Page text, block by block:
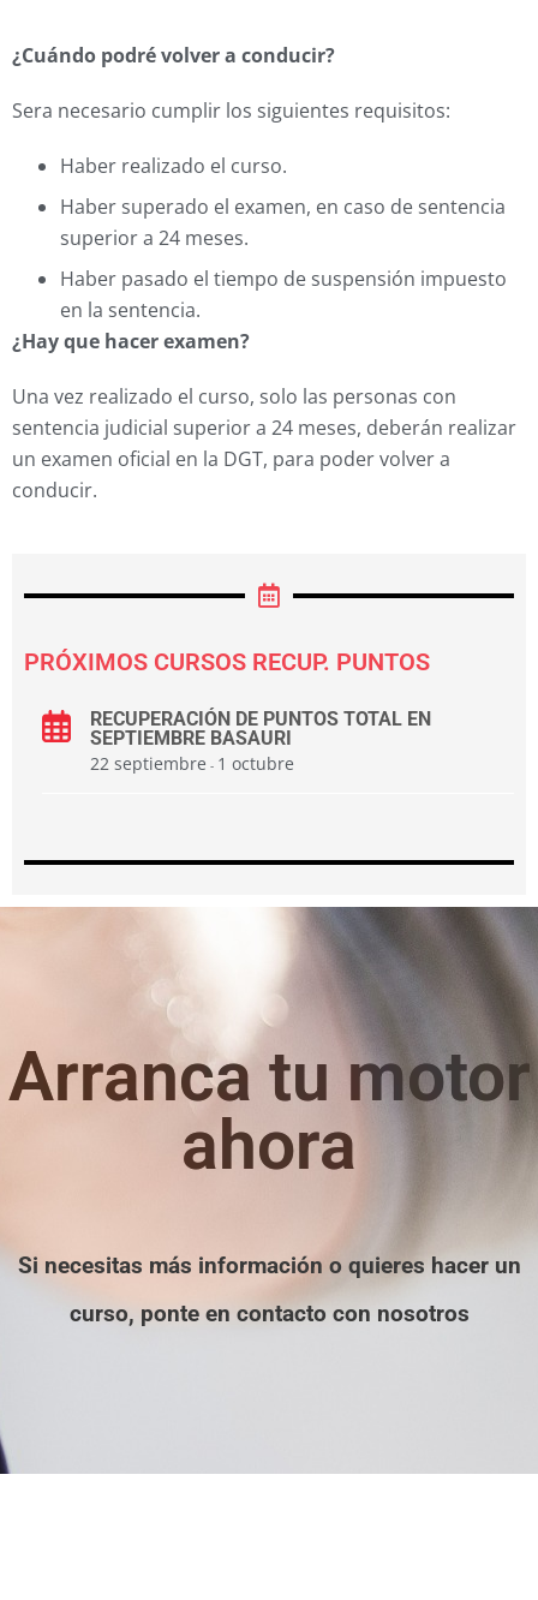
¿Cuándo podré volver a conducir?
Sera necesario cumplir los siguientes requisitos:
Haber realizado el curso.
Haber superado el examen, en caso de sentencia
superior a 24 meses.
Haber pasado el tiempo de suspensión impuesto
en la sentencia.
¿Hay que hacer examen?
Una vez realizado el curso, solo las personas con
sentencia judicial superior a 24 meses, deberán realizar
un examen oficial en la DGT, para poder volver a
conducir.
PRÓXIMOS CURSOS RECUP. PUNTOS
RECUPERACIÓN DE PUNTOS TOTAL EN
SEPTIEMBRE BASAURI
22 septiembre - 1 octubre
Arranca tu motor
ahora
Si necesitas más información o quieres hacer un
curso, ponte en contacto con nosotros